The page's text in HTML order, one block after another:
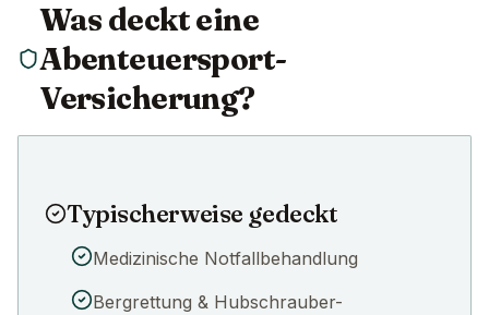
Was deckt eine
Abenteuersport-
Versicherung?
Typischerweise gedeckt
Medizinische Notfallbehandlung
Bergrettung & Hubschrauber-